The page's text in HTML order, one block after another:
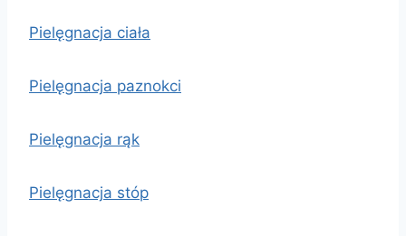
Pielęgnacja ciała
Pielęgnacja paznokci
Pielęgnacja rąk
Pielęgnacja stóp